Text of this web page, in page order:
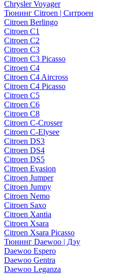
Chrysler Voyager
Тюнинг Citroen | Ситроен
Citroen Berlingo
Citroen C1
Citroen C2
Citroen C3
Citroen C3 Picasso
Citroen C4
Citroen C4 Aircross
Citroen C4 Picasso
Citroen C5
Citroen C6
Citroen C8
Citroen C-Crosser
Citroen C-Elysee
Citroen DS3
Citroen DS4
Citroen DS5
Citroen Evasion
Citroen Jumper
Citroen Jumpy
Citroen Nemo
Citroen Saxo
Citroen Xantia
Citroen Xsara
Citroen Xsara Picasso
Тюнинг Daewoo | Дэу
Daewoo Espero
Daewoo Gentra
Daewoo Leganza